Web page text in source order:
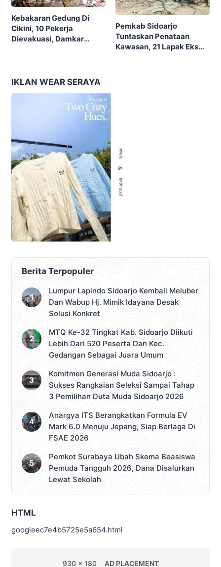
Kebakaran Gedung Di
Cikini, 10 Pekerja
Dievakuasi, Damkar
Pemkab Sidoarjo
Tuntaskan Penataan
Kawasan, 21 Lapak Eks
IKLAN WEAR SERAYA
Berita Terpopuler
Lumpur Lapindo Sidoarjo Kembali Meluber
Dan Wabup Hj. Mimik Idayana Desak
Solusi Konkret
MTQ Ke-32 Tingkat Kab. Sidoarjo Diikuti
Lebih Dari 520 Peserta Dan Kec.
Gedangan Sebagai Juara Umum
Komitmen Generasi Muda Sidoarjo :
Sukses Rangkaian Seleksi Sampai Tahap
3 Pemilihan Duta Muda Sidoarjo 2026
Anargya ITS Berangkatkan Formula EV
Mark 6.0 Menuju Jepang, Siap Berlaga Di
FSAE 2026
Pemkot Surabaya Ubah Skema Beasiswa
Pemuda Tangguh 2026, Dana Disalurkan
Lewat Sekolah
HTML
googleec7e4b5725e5a654.html
930 x 180 AD PLACEMENT